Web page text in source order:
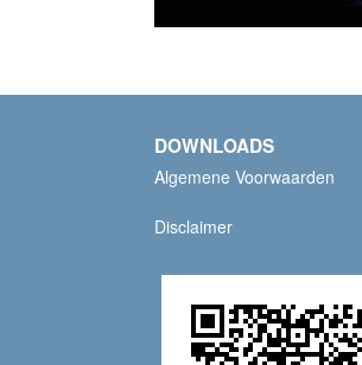
DOWNLOADS
Algemene Voorwaarden
Disclaimer